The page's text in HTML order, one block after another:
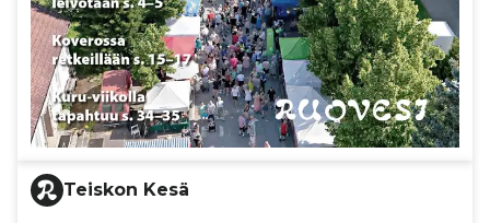
Teiskon Kesä